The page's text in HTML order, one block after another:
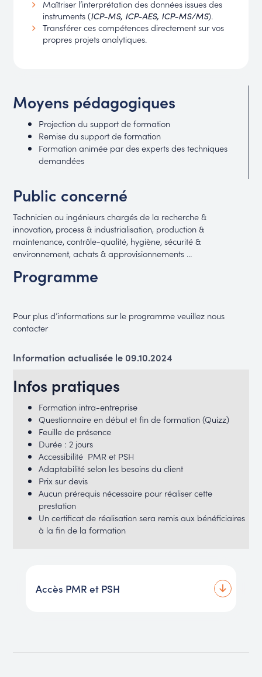
Maîtriser l’interprétation des données issues des
instruments (ICP-MS, ICP-AES, ICP-MS/MS).
Transférer ces compétences directement sur vos
propres projets analytiques.
Moyens pédagogiques
Projection du support de formation
Remise du support de formation
Formation animée par des experts des techniques
demandées
Public concerné
Technicien ou ingénieurs chargés de la recherche &
innovation, process & industrialisation, production &
maintenance, contrôle-qualité, hygiène, sécurité &
environnement, achats & approvisionnements …
Programme
Pour plus d’informations sur le programme veuillez nous
contacter
Information actualisée le 09.10.2024
Infos pratiques
Formation intra-entreprise
Questionnaire en début et fin de formation (Quizz)
Feuille de présence
Durée : 2 jours
Accessibilité PMR et PSH
Adaptabilité selon les besoins du client
Prix sur devis
Aucun prérequis nécessaire pour réaliser cette
prestation
Un certificat de réalisation sera remis aux bénéficiaires
à la fin de la formation
Accès PMR et PSH